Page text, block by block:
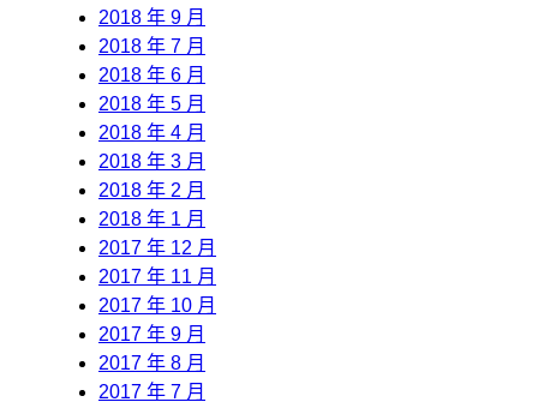
2018 年 9 月
2018 年 7 月
2018 年 6 月
2018 年 5 月
2018 年 4 月
2018 年 3 月
2018 年 2 月
2018 年 1 月
2017 年 12 月
2017 年 11 月
2017 年 10 月
2017 年 9 月
2017 年 8 月
2017 年 7 月